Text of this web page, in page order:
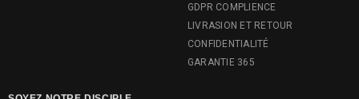
GDPR COMPLIENCE
LIVRASION ET RETOUR
CONFIDENTIALITÉ
GARANTIE 365
SOYEZ NOTRE DISCIPLE